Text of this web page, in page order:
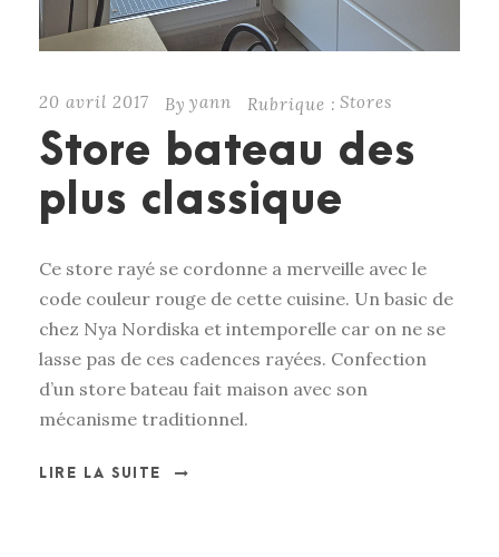
20 avril 2017 By yann Rubrique : Stores
Store bateau des
plus classique
Ce store rayé se cordonne a merveille avec le
code couleur rouge de cette cuisine. Un basic de
chez Nya Nordiska et intemporelle car on ne se
lasse pas de ces cadences rayées. Confection
d’un store bateau fait maison avec son
mécanisme traditionnel.
LIRE LA SUITE